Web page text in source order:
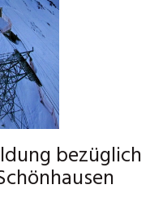
bezüglich